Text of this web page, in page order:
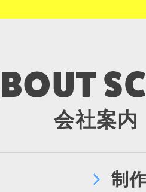
会社案内
制